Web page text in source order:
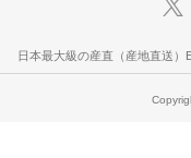
日本最大級の産直（産地直送）